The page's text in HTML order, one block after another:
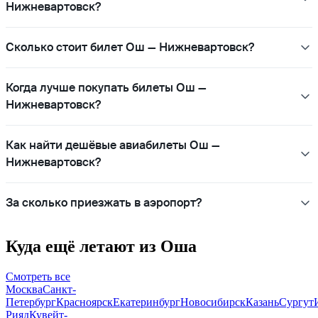
Нижневартовск?
Сколько стоит билет Ош — Нижневартовск?
Когда лучше покупать билеты Ош —
Нижневартовск?
Как найти дешёвые авиабилеты Ош —
Нижневартовск?
За сколько приезжать в аэропорт?
Куда ещё летают из Оша
Смотреть все
МоскваСанкт-
ПетербургКрасноярскЕкатеринбургНовосибирскКазаньСургут
РиядКувейт-